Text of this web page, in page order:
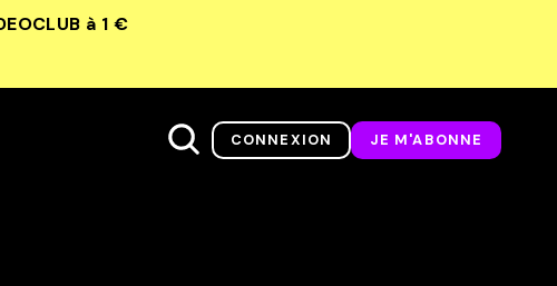
à 1 €
CONNEXION JE M'ABONNE